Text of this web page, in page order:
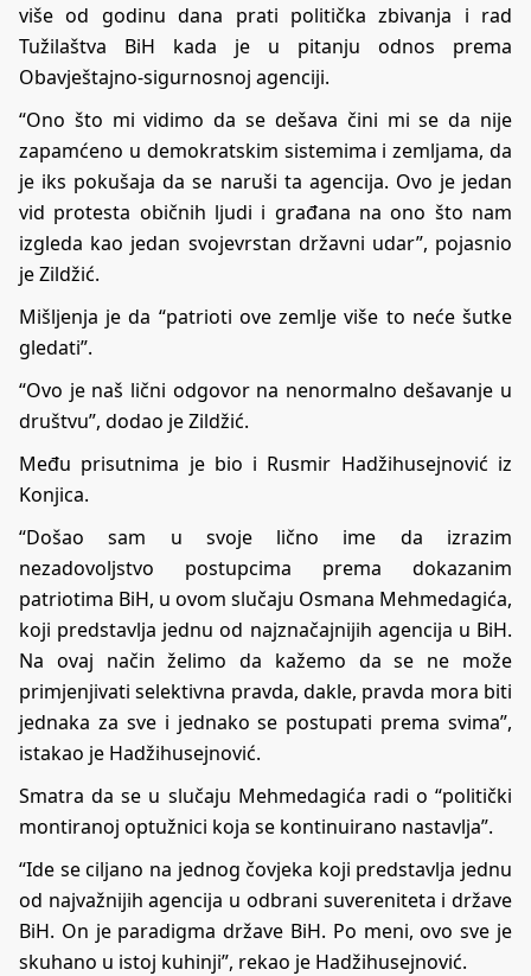
više od godinu dana prati politička zbivanja i rad
Tužilaštva BiH kada je u pitanju odnos prema
Obavještajno-sigurnosnoj agenciji.
“Ono što mi vidimo da se dešava čini mi se da nije
zapamćeno u demokratskim sistemima i zemljama, da
je iks pokušaja da se naruši ta agencija. Ovo je jedan
vid protesta običnih ljudi i građana na ono što nam
izgleda kao jedan svojevrstan državni udar”, pojasnio
je Zildžić.
Mišljenja je da “patrioti ove zemlje više to neće šutke
gledati”.
“Ovo je naš lični odgovor na nenormalno dešavanje u
društvu”, dodao je Zildžić.
Među prisutnima je bio i Rusmir Hadžihusejnović iz
Konjica.
“Došao sam u svoje lično ime da izrazim
nezadovoljstvo postupcima prema dokazanim
patriotima BiH, u ovom slučaju Osmana Mehmedagića,
koji predstavlja jednu od najznačajnijih agencija u BiH.
Na ovaj način želimo da kažemo da se ne može
primjenjivati selektivna pravda, dakle, pravda mora biti
jednaka za sve i jednako se postupati prema svima”,
istakao je Hadžihusejnović.
Smatra da se u slučaju Mehmedagića radi o “politički
montiranoj optužnici koja se kontinuirano nastavlja”.
“Ide se ciljano na jednog čovjeka koji predstavlja jednu
od najvažnijih agencija u odbrani suvereniteta i države
BiH. On je paradigma države BiH. Po meni, ovo sve je
skuhano u istoj kuhinji”, rekao je Hadžihusejnović.